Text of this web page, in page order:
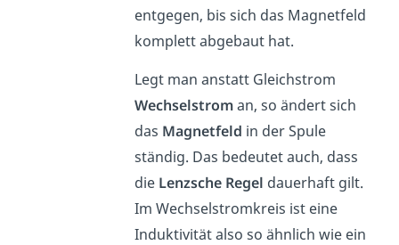
entgegen, bis sich das Magnetfeld
komplett abgebaut hat.
Legt man anstatt Gleichstrom
Wechselstroman, so ändert sich
das Magnetfeld in der Spule
ständig. Das bedeutet auch, dass
die Lenzsche Regel dauerhaft gilt.
Im Wechselstromkreis ist eine
Induktivität also so ähnlich wie ein